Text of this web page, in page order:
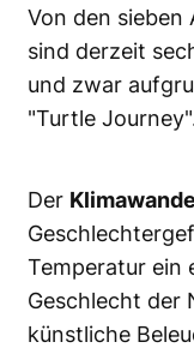
Von den
sind derzeit
und zwar
"Turtle
Der
Temperatur ein
Geschlecht der
künstliche